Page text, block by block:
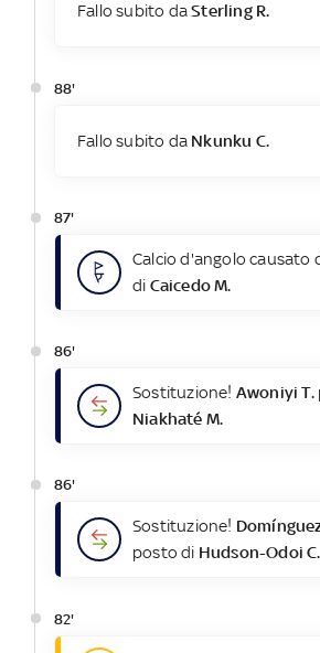
Fallo subito daSterling R.
88'
Fallo subito da Nkunku C.
87'
Calcio d'angolo causato
di Caicedo M.
86'
Sostituzione! Awoniyi T.
Niakhaté M.
86'
Sostituzione!
posto di Hudson-Odoi C.
82'